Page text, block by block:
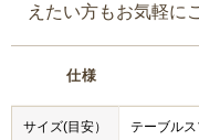
えたい方もお気軽に
仕様
サイズ(目安）
テーブル